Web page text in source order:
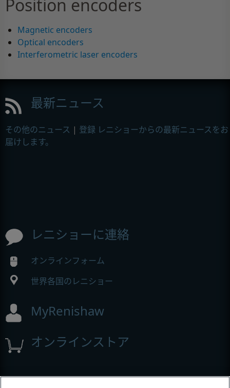
Position encoders
Magnetic encoders
Optical encoders
Interferometric laser encoders
最新ニュース
その他のニュース | 登録 レニショーからの最新ニュースをお
届けします。
レニショーに連絡
オンラインフォーム
世界各国のレニショー
MyRenishaw
オンラインストア